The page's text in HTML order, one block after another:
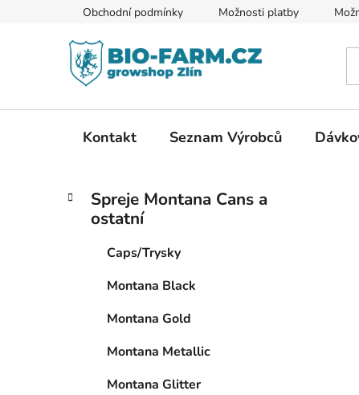
Obchodní podmínky Možnosti platby
Kontakt Seznam Výrobců
PPřeskočit
kategorie
K
a
Spreje Montana Cans a
ostatní
Caps/Trysky
Montana Black
Montana Gold
Montana Metallic
Montana Glitter